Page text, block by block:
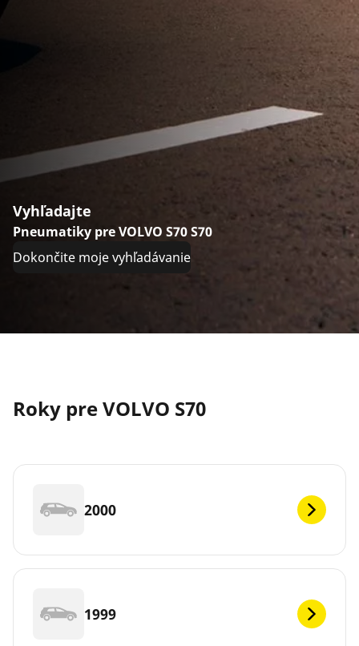
Vyhľadajte
Pneumatiky pre VOLVO S70 S70
Dokončite moje vyhľadávanie
Roky pre VOLVO S70
2000
1999